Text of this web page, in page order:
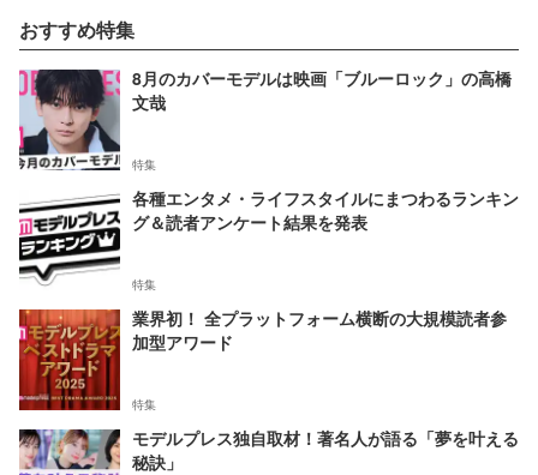
おすすめ特集
8月のカバーモデルは映画「ブルーロック」の高橋
文哉
特集
各種エンタメ・ライフスタイルにまつわるランキン
グ＆読者アンケート結果を発表
特集
業界初！ 全プラットフォーム横断の大規模読者参
加型アワード
特集
モデルプレス独自取材！著名人が語る「夢を叶える
秘訣」